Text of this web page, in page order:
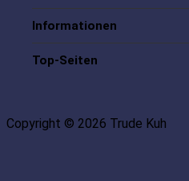
Informationen
Top-Seiten
Copyright © 2026 Trude Kuh